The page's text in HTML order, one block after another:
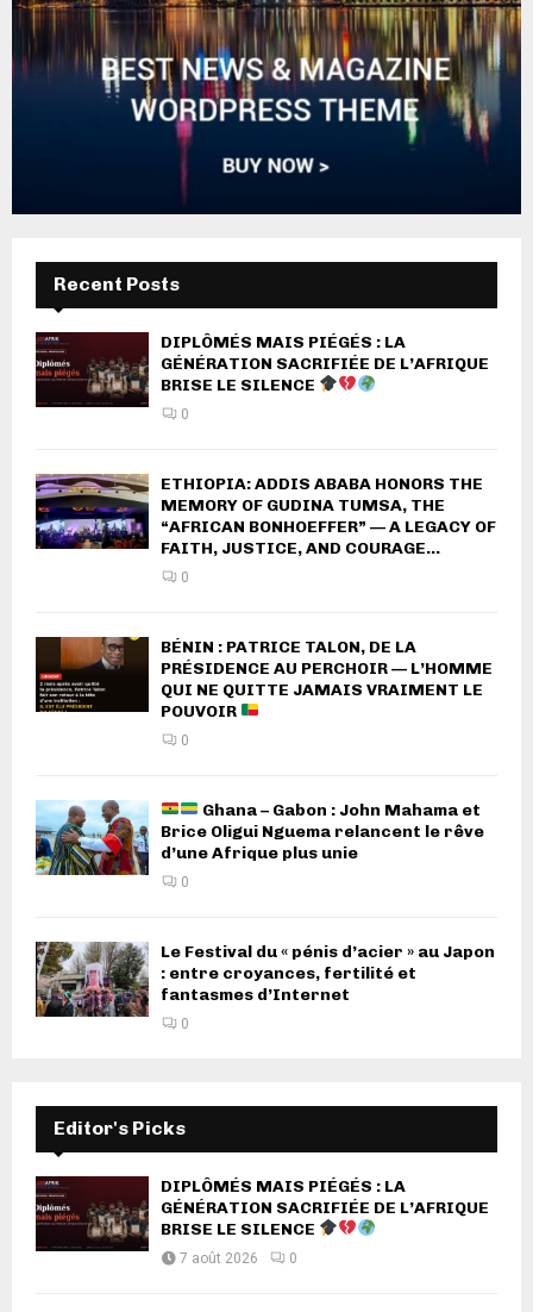
Recent Posts
DIPLÔMÉS MAIS PIÉGÉS : LA
GÉNÉRATION SACRIFIÉE DE L’AFRIQUE
BRISE LE SILENCE
0
ETHIOPIA: ADDIS ABABA HONORS THE
MEMORY OF GUDINA TUMSA, THE
“AFRICAN BONHOEFFER” — A LEGACY OF
FAITH, JUSTICE, AND COURAGE...
0
BÉNIN : PATRICE TALON, DE LA
PRÉSIDENCE AU PERCHOIR — L’HOMME
QUI NE QUITTE JAMAIS VRAIMENT LE
POUVOIR
0
Ghana – Gabon : John Mahama et
Brice Oligui Nguema relancent le rêve
d’une Afrique plus unie
0
Le Festival du « pénis d’acier » au Japon
: entre croyances, fertilité et
fantasmes d’Internet
0
Editor's Picks
DIPLÔMÉS MAIS PIÉGÉS : LA
GÉNÉRATION SACRIFIÉE DE L’AFRIQUE
BRISE LE SILENCE
7 août 2026 0